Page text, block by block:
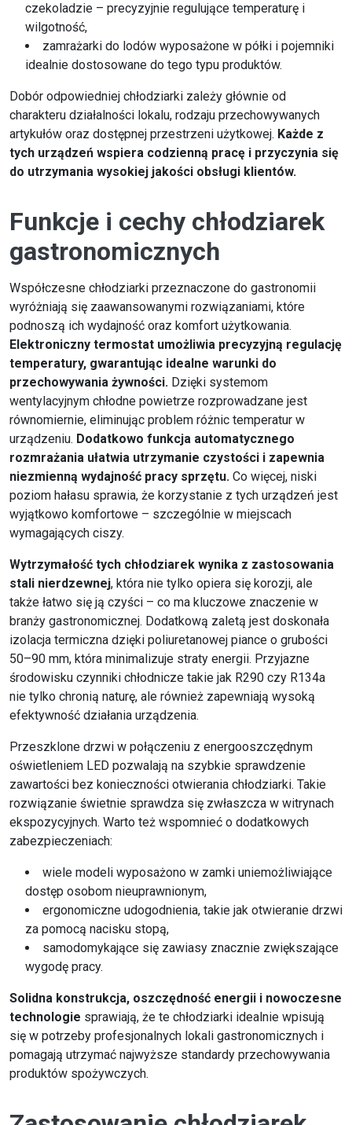
czekoladzie – precyzyjnie regulujące temperaturę i
wilgotność,
zamrażarki do lodów wyposażone w półki i pojemniki
idealnie dostosowane do tego typu produktów.
Dobór odpowiedniej chłodziarki zależy głównie od
charakteru działalności lokalu, rodzaju przechowywanych
artykułów oraz dostępnej przestrzeni użytkowej. Każde z
tych urządzeń wspiera codzienną pracę i przyczynia się
do utrzymania wysokiej jakości obsługi klientów.
Funkcje i cechy chłodziarek
gastronomicznych
Współczesne chłodziarki przeznaczone do gastronomii
wyróżniają się zaawansowanymi rozwiązaniami, które
podnoszą ich wydajność oraz komfort użytkowania.
Elektroniczny termostat umożliwia precyzyjną regulację
temperatury, gwarantując idealne warunki do
przechowywania żywności. Dzięki systemom
wentylacyjnym chłodne powietrze rozprowadzane jest
równomiernie, eliminując problem różnic temperatur w
urządzeniu. Dodatkowo funkcja automatycznego
rozmrażania ułatwia utrzymanie czystości i zapewnia
niezmienną wydajność pracy sprzętu. Co więcej, niski
poziom hałasu sprawia, że korzystanie z tych urządzeń jest
wyjątkowo komfortowe – szczególnie w miejscach
wymagających ciszy.
Wytrzymałość tych chłodziarek wynika z zastosowania
stali nierdzewnej, która nie tylko opiera się korozji, ale
także łatwo się ją czyści – co ma kluczowe znaczenie w
branży gastronomicznej. Dodatkową zaletą jest doskonała
izolacja termiczna dzięki poliuretanowej piance o grubości
50–90 mm, która minimalizuje straty energii. Przyjazne
środowisku czynniki chłodnicze takie jak R290 czy R134a
nie tylko chronią naturę, ale również zapewniają wysoką
efektywność działania urządzenia.
Przeszklone drzwi w połączeniu z energooszczędnym
oświetleniem LED pozwalają na szybkie sprawdzenie
zawartości bez konieczności otwierania chłodziarki. Takie
rozwiązanie świetnie sprawdza się zwłaszcza w witrynach
ekspozycyjnych. Warto też wspomnieć o dodatkowych
zabezpieczeniach:
wiele modeli wyposażono w zamki uniemożliwiające
dostęp osobom nieuprawnionym,
ergonomiczne udogodnienia, takie jak otwieranie drzwi
za pomocą nacisku stopą,
samodomykające się zawiasy znacznie zwiększające
wygodę pracy.
Solidna konstrukcja, oszczędność energii i nowoczesne
technologie sprawiają, że te chłodziarki idealnie wpisują
się w potrzeby profesjonalnych lokali gastronomicznych i
pomagają utrzymać najwyższe standardy przechowywania
produktów spożywczych.